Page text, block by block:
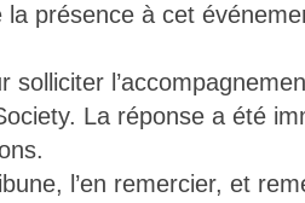
la présence à cet
solliciter
La réponse a été
l’en remercier, et